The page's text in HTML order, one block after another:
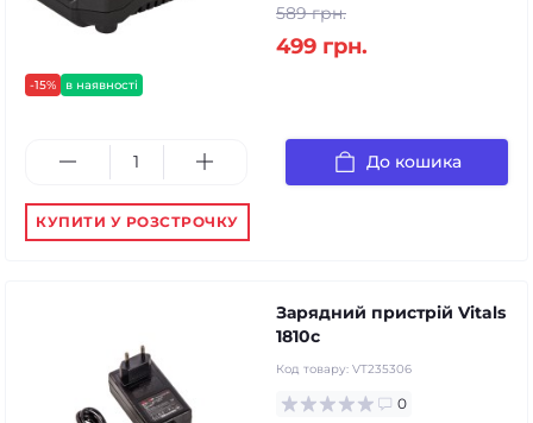
-15% в наявності
589 грн.
499 грн.
До кошика
КУПИТИ У РОЗСТРОЧКУ
Зарядний пристрій Vitals
1810c
Код товару: VT235306
0